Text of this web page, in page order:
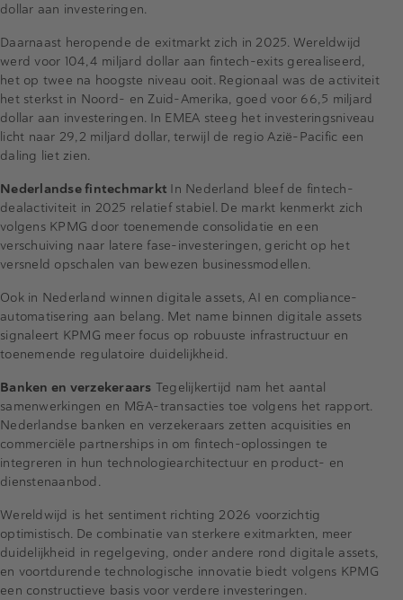
dollar aan investeringen.
Daarnaast heropende de exitmarkt zich in 2025. Wereldwijd
werd voor 104,4 miljard dollar aan fintech-exits gerealiseerd,
het op twee na hoogste niveau ooit. Regionaal was de activiteit
het sterkst in Noord- en Zuid-Amerika, goed voor 66,5 miljard
dollar aan investeringen. In EMEA steeg het investeringsniveau
licht naar 29,2 miljard dollar, terwijl de regio Azië-Pacific een
daling liet zien.
Nederlandse fintechmarkt In Nederland bleef de fintech-
dealactiviteit in 2025 relatief stabiel. De markt kenmerkt zich
volgens KPMG door toenemende consolidatie en een
verschuiving naar latere fase-investeringen, gericht op het
versneld opschalen van bewezen businessmodellen.
Ook in Nederland winnen digitale assets, AI en compliance-
automatisering aan belang. Met name binnen digitale assets
signaleert KPMG meer focus op robuuste infrastructuur en
toenemende regulatoire duidelijkheid.
Banken en verzekeraars Tegelijkertijd nam het aantal
samenwerkingen en M&A-transacties toe volgens het rapport.
Nederlandse banken en verzekeraars zetten acquisities en
commerciële partnerships in om fintech-oplossingen te
integreren in hun technologiearchitectuur en product- en
dienstenaanbod.
Wereldwijd is het sentiment richting 2026 voorzichtig
optimistisch. De combinatie van sterkere exitmarkten, meer
duidelijkheid in regelgeving, onder andere rond digitale assets,
en voortdurende technologische innovatie biedt volgens KPMG
een constructieve basis voor verdere investeringen.